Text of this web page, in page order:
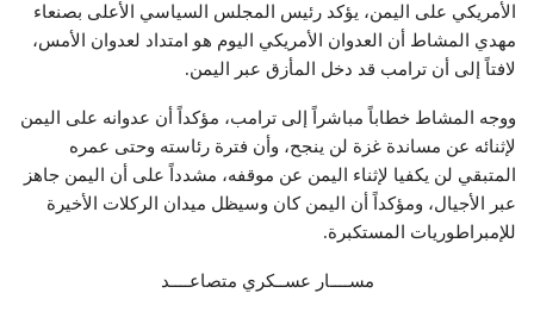
الأمريكي على اليمن، يؤكد رئيس المجلس السياسي الأعلى بصنعاء
مهدي المشاط أن العدوان الأمريكي اليوم هو امتداد لعدوان الأمس،
لافتاً إلى أن ترامب قد دخل المأزق عبر اليمن.
ووجه المشاط خطاباً مباشراً إلى ترامب، مؤكداً أن عدوانه على اليمن
لإثنائه عن مساندة غزة لن ينجح، وأن فترة رئاسته وحتى عمره
المتبقي لن يكفيا لإثناء اليمن عن موقفه، مشدداً على أن اليمن جاهز
عبر الأجيال، ومؤكداً أن اليمن كان وسيظل ميدان الركلات الأخيرة
للإمبراطوريات المستكبرة.
مســــار عســكري متصاعــــد